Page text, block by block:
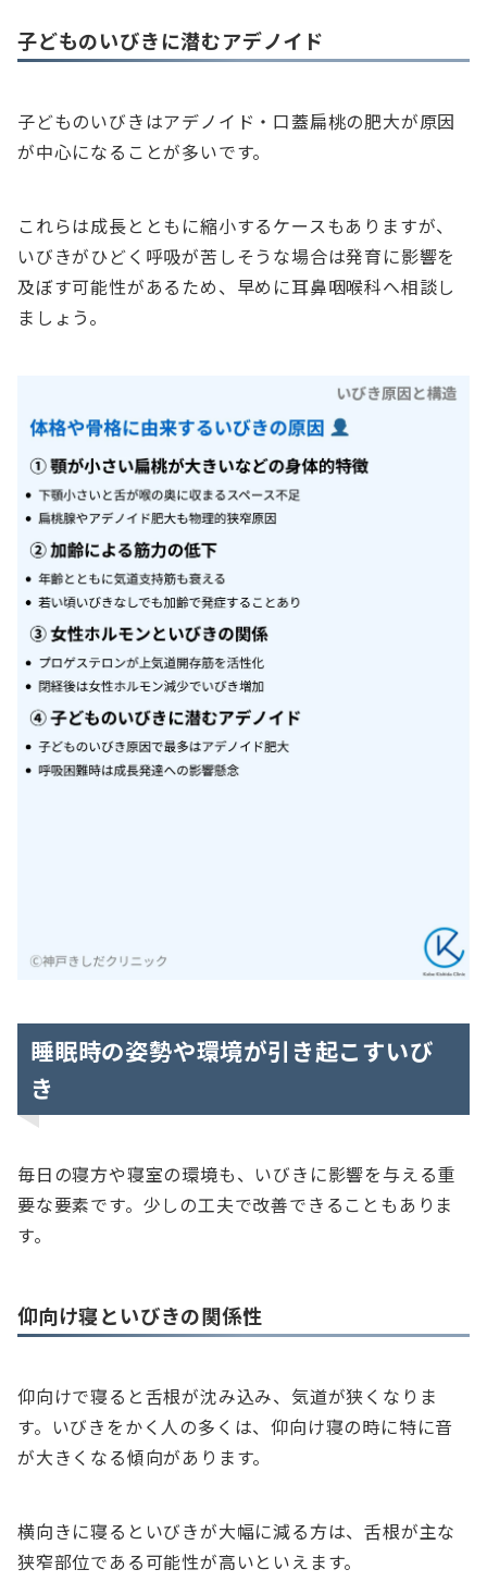
子どものいびきに潜むアデノイド
子どものいびきはアデノイド・口蓋扁桃の肥大が原因
が中心になることが多いです。
これらは成長とともに縮小するケースもありますが、
いびきがひどく呼吸が苦しそうな場合は発育に影響を
及ぼす可能性があるため、早めに耳鼻咽喉科へ相談し
ましょう。
睡眠時の姿勢や環境が引き起こすいび
き
毎日の寝方や寝室の環境も、いびきに影響を与える重
要な要素です。少しの工夫で改善できることもありま
す。
仰向け寝といびきの関係性
仰向けで寝ると舌根が沈み込み、気道が狭くなりま
す。いびきをかく人の多くは、仰向け寝の時に特に音
が大きくなる傾向があります。
横向きに寝るといびきが大幅に減る方は、舌根が主な
狭窄部位である可能性が高いといえます。